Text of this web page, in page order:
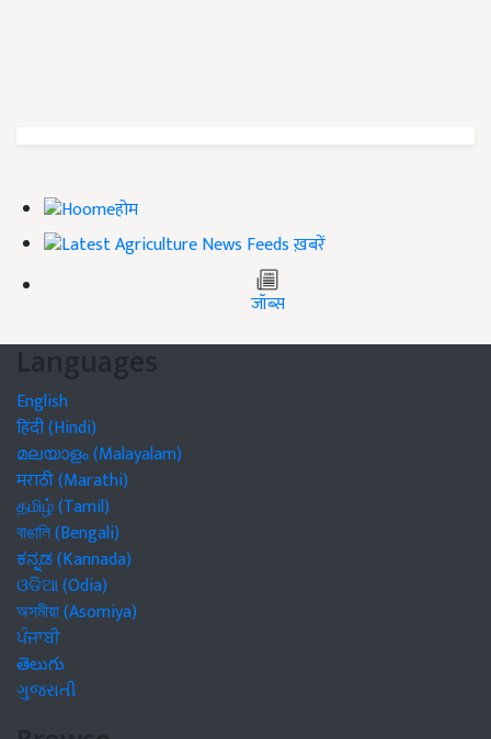
होम
ख़बरें
जॉब्स
Languages
English
हिंदी (Hindi)
മലയാളം (Malayalam)
मराठी (Marathi)
தமிழ் (Tamil)
বাঙালি (Bengali)
ಕನ್ನಡ (Kannada)
ଓଡିଆ (Odia)
অসমীয়া (Asomiya)
ਪੰਜਾਬੀ
తెలుగు
ગુજરાતી